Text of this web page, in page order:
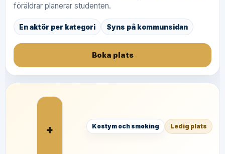
föräldrar planerar studenten.
En aktör per kategori Syns på kommunsidan
Boka plats
+ Kostym och smoking Ledig plats